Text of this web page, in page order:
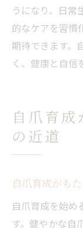
うになり、日常
的なケアを習慣
期待できます。
く、健康と自信
自爪育
の近道
自爪育成がも
自爪育成を始め
す。健やかな自